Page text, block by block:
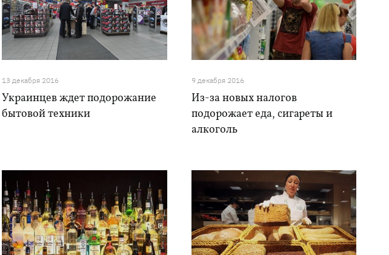
13 декабря 2016
Украинцев ждет подорожание
бытовой техники
9 декабря 2016
Из-за новых налогов
подорожает еда, сигареты и
алкоголь